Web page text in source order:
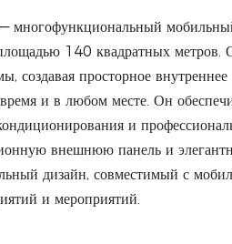
140 квадратных метров.
создавая просторное
и в любом месте. Он
и
внешнюю панель и
дизайн, совместимый с
и мероприятий.